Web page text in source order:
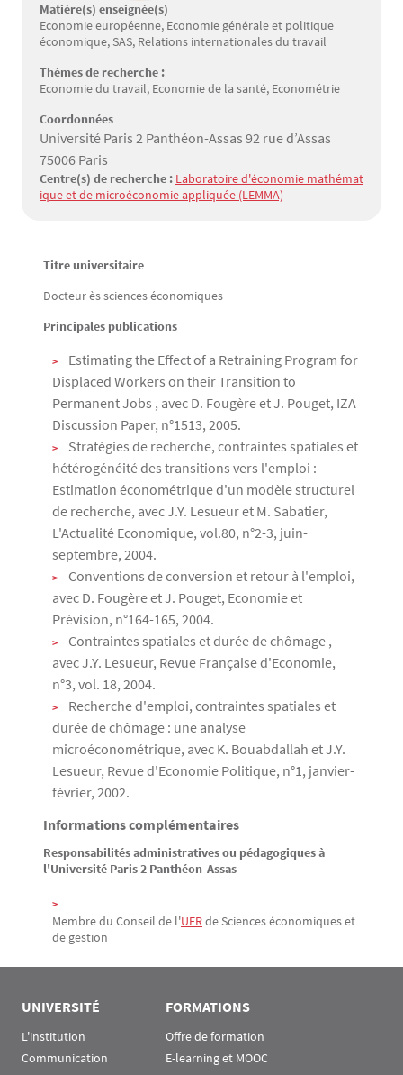
Matière(s) enseignée(s)
Economie européenne, Economie générale et politique
économique, SAS, Relations internationales du travail
Thèmes de recherche :
Economie du travail, Economie de la santé, Econométrie
Coordonnées
Université Paris 2 Panthéon-Assas 92 rue d’Assas
75006 Paris
Centre(s) de recherche : Laboratoire d'économie mathémat
ique et de microéconomie appliquée (LEMMA)
Texte
Titre universitaire
Docteur ès sciences économiques
Principales publications
Estimating the Effect of a Retraining Program for
Displaced Workers on their Transition to
Permanent Jobs , avec D. Fougère et J. Pouget, IZA
Discussion Paper, n°1513, 2005.
Stratégies de recherche, contraintes spatiales et
hétérogénéité des transitions vers l'emploi :
Estimation économétrique d'un modèle structurel
de recherche, avec J.Y. Lesueur et M. Sabatier,
L'Actualité Economique, vol.80, n°2-3, juin-
septembre, 2004.
Conventions de conversion et retour à l'emploi,
avec D. Fougère et J. Pouget, Economie et
Prévision, n°164-165, 2004.
Contraintes spatiales et durée de chômage ,
avec J.Y. Lesueur, Revue Française d'Economie,
n°3, vol. 18, 2004.
Recherche d'emploi, contraintes spatiales et
durée de chômage : une analyse
microéconométrique, avec K. Bouabdallah et J.Y.
Lesueur, Revue d'Economie Politique, n°1, janvier-
février, 2002.
Informations complémentaires
Responsabilités administratives ou pédagogiques à
l'Université Paris 2 Panthéon-Assas
Membre du Conseil de l'UFRde Sciences économiques et
de gestion
UNIVERSITÉ
L'institution
Communication
FORMATIONS
Offre de formation
E-learning et MOOC